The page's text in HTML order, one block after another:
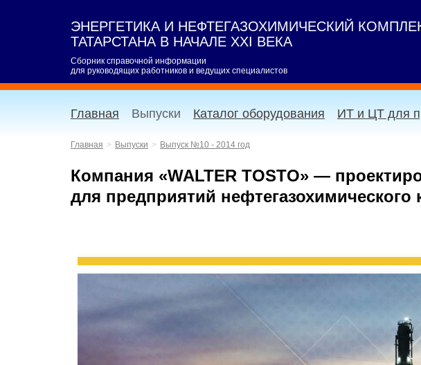
ЭНЕРГЕТИКА И НЕФТЕГАЗОХИМИЧЕСКИЙ
ТАТАРСТАНА В НАЧАЛЕ XXI ВЕКА
Сборник справочной информации
для руководящих работников и ведущих специалистов
Главная Выпуски Каталог оборудования ИТ и ЦТ для
Главная Выпуски Выпуск №10 - 2014 год
Компания «WALTER TOSTO» —
для предприятий нефтегазохимического